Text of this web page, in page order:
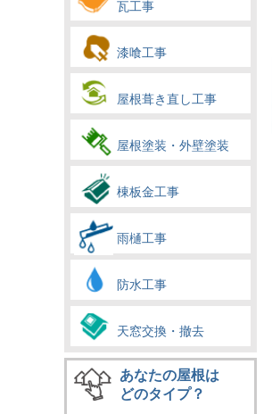
瓦工事
漆喰工事
屋根葺き直し工事
屋根塗装・外壁塗装
棟板金工事
雨樋工事
防水工事
天窓交換・撤去
あなたの屋根は
どのタイプ？